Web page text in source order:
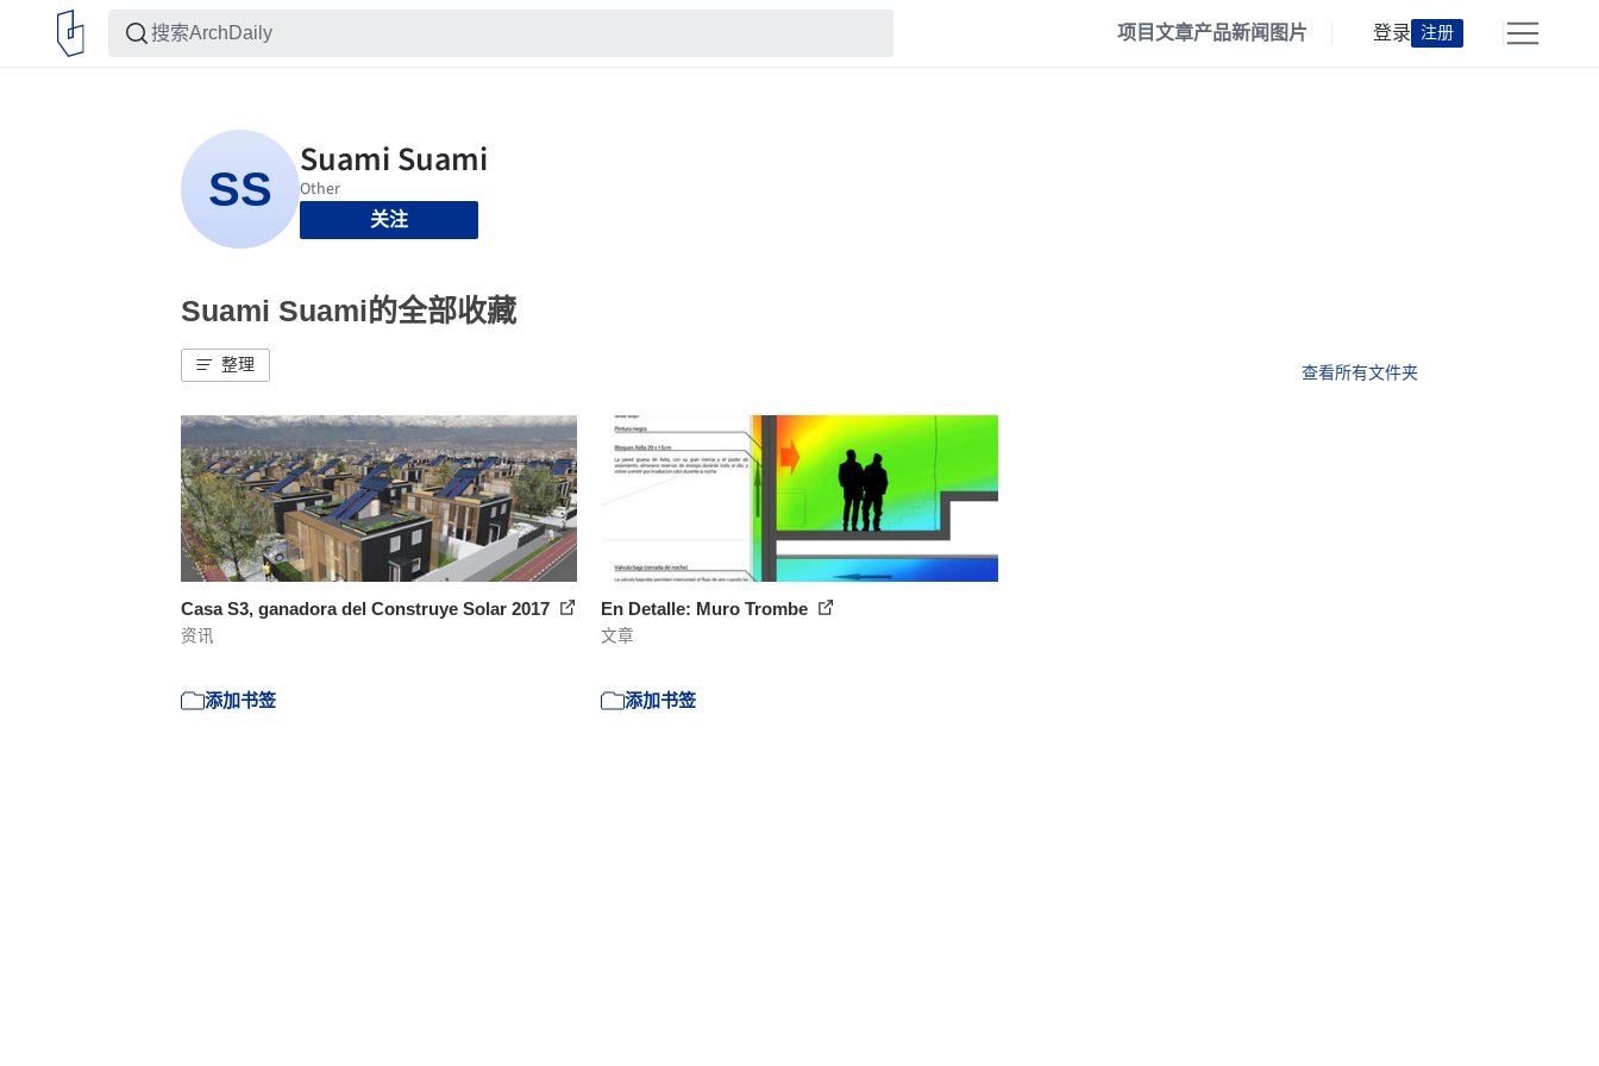
项目文章产品新闻 图片 登录 注册
关注
Suami Suami的全部收藏
整理 查看所有文件夹
Casa S3, ganadora del Construye Solar 2017
资讯
添加书签
En Detalle: Muro Trombe
文章
添加书签